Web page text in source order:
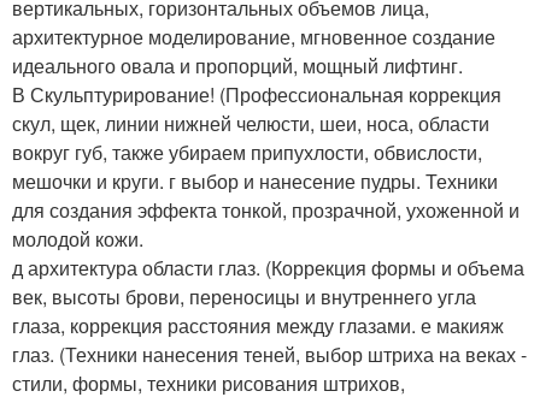
вертикальных, горизонтальных объемов лица,
архитектурное моделирование, мгновенное создание
идеального овала и пропорций, мощный лифтинг.
В Скульптурирование! (Профессиональная коррекция
скул, щек, линии нижней челюсти, шеи, носа, области
вокруг губ, также убираем припухлости, обвислости,
мешочки и круги. г выбор и нанесение пудры. Техники
для создания эффекта тонкой, прозрачной, ухоженной и
молодой кожи.
д архитектура области глаз. (Коррекция формы и объема
век, высоты брови, переносицы и внутреннего угла
глаза, коррекция расстояния между глазами. е макияж
глаз. (Техники нанесения теней, выбор штриха на веках -
стили, формы, техники рисования штрихов,